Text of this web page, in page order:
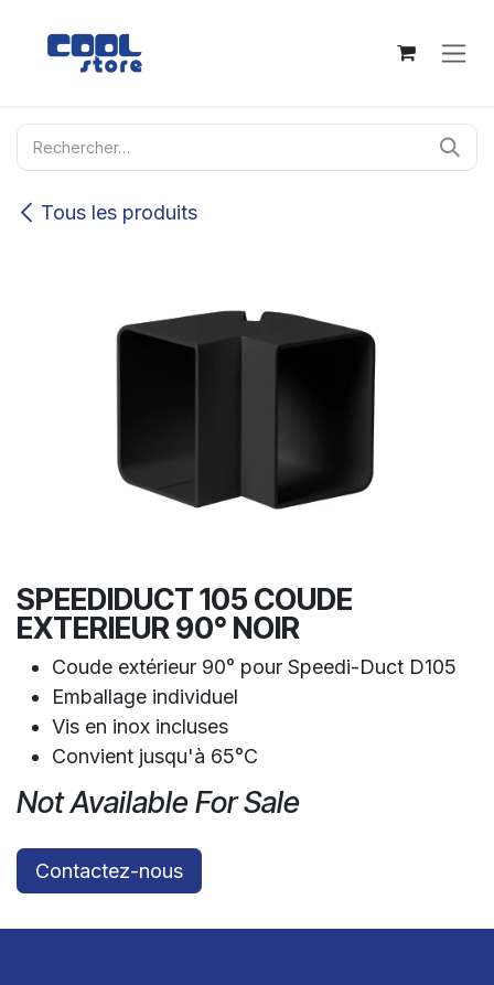
Tous les produits
SPEEDIDUCT 105 COUDE
EXTERIEUR 90° NOIR
Coude extérieur 90° pour Speedi-Duct D105
Emballage individuel
Vis en inox incluses
Convient jusqu'à 65°C
Not Available For Sale
Contactez-nous